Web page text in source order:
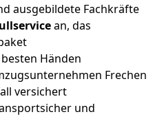
ausgebildete Fachkräfte
an, das
Händen
Frechen
versichert
und